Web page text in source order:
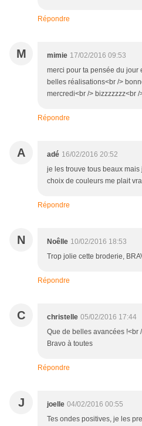
Répondre
M mimie 17/02/2016 09:53
merci pour ta pensée du jour
belles réalisations<br />
mercredi<br /> bizzzzzzz<br /
Répondre
A adé 16/02/2016 20:52
je les trouve tous beaux
choix de couleurs me plait
Répondre
N Noêlle 10/02/2016 18:53
Trop jolie cette broderie,
Répondre
C christelle 05/02/2016 17:44
Que de belles avancées !<br
Bravo à toutes
Répondre
J joelle 04/02/2016 00:55
Tes ondes positives, je les